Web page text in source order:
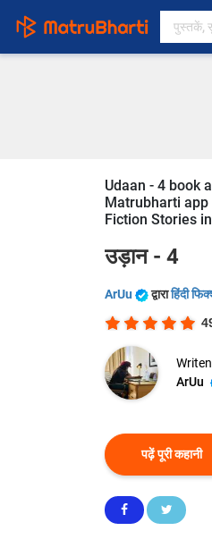
Udaan - 4 book
Matrubharti
Fiction Stories
उड़ान - 4
ArUu द्वाराहिंदी
ArUu
पढ़ें पूरी कहानी